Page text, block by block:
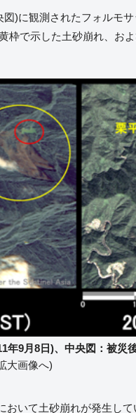
)に観測されたフォルモ
で示した土砂崩れ、お
9月8日)、中央図：被災
大画像へ)
いて土砂崩れが発生し